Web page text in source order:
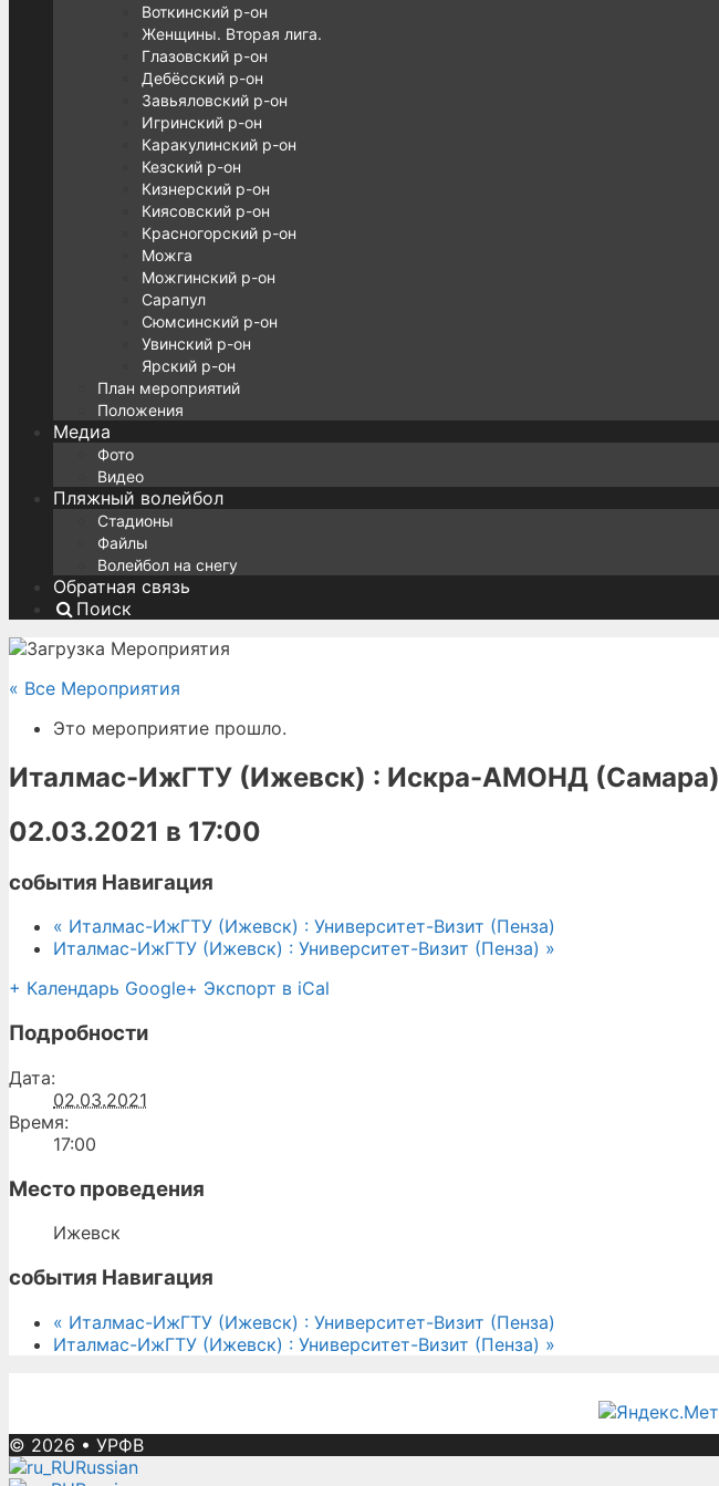
Воткинский р-он
Женщины. Вторая лига.
Глазовский р-он
Дебёсский р-он
Завьяловский р-он
Игринский р-он
Каракулинский р-он
Кезский р-он
Кизнерский р-он
Киясовский р-он
Красногорский р-он
Можга
Можгинский р-он
Сарапул
Сюмсинский р-он
Увинский р-он
Ярский р-он
План мероприятий
Положения
Медиа
Фото
Видео
Пляжный волейбол
Стадионы
Файлы
Волейбол на снегу
Обратная связь
Поиск
« Все Мероприятия
Это мероприятие прошло.
Италмас-ИжГТУ (Ижевск) : Искра-АМОНД (Самара)
02.03.2021 в 17:00
события Навигация
« Италмас-ИжГТУ (Ижевск) : Университет-Визит (Пенза)
Италмас-ИжГТУ (Ижевск) : Университет-Визит (Пенза) »
+ Календарь Google+ Экспорт в iCal
Подробности
Дата:
02.03.2021
Время:
17:00
Место проведения
Ижевск
события Навигация
« Италмас-ИжГТУ (Ижевск) : Университет-Визит (Пенза)
Италмас-ИжГТУ (Ижевск) : Университет-Визит (Пенза) »
© 2026 • УРФВ
Russian